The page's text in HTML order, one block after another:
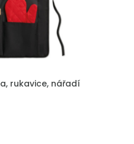
rukavice, nářadí